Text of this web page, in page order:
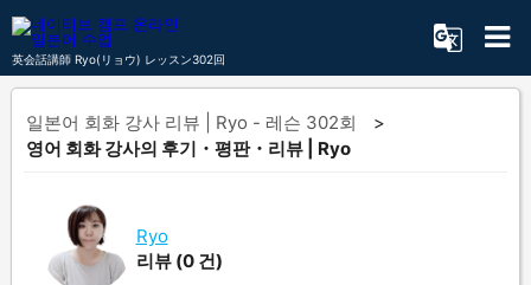
英会話講師 Ryo(リョウ) レッスン302回
일본어 회화 강사 리뷰 | Ryo - 레슨 302회
영어 회화 강사의 후기・평판・리뷰 | Ryo
Ryo
리뷰 (0 건)